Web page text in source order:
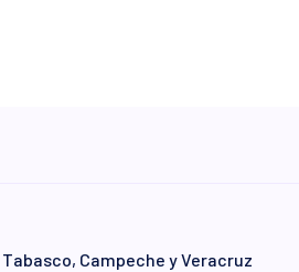
Campeche y Veracruz